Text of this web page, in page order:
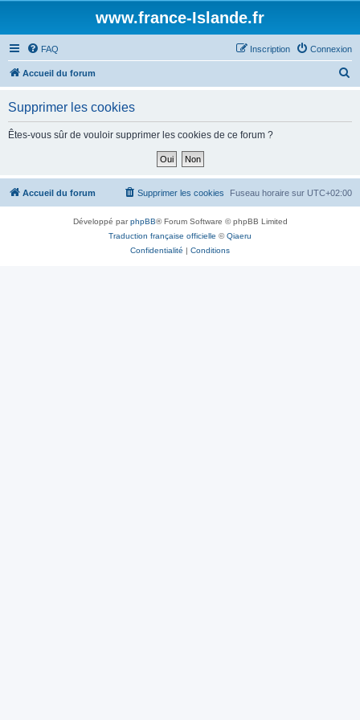
www.france-Islande.fr
FAQ Connexion
Inscription
Accueil du forum
h
Supprimer les cookies
Êtes-vous sûr de vouloir supprimer les cookies de ce forum ?
Accueil du forum Fuseau horaire sur UTC+02:00
Supprimer les cookies
Développé parphpBB® Forum Software © phpBB Limited
Traduction française officielle ©Qiaeru
Confidentialité | Conditions